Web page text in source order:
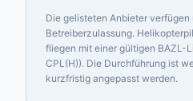
Die gelisteten Anbieter verfügen
Betreiberzulassung.
fliegen mit einer gültigen BAZL-
CPL(H)). Die Durchführung ist
kurzfristig angepasst werden.